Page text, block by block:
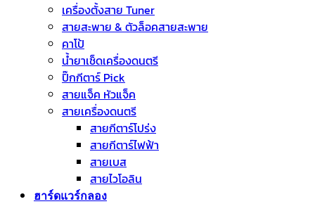
เครื่องตั้งสาย Tuner
สายสะพาย & ตัวล็อคสายสะพาย
คาโป้
น้ำยาเช็ดเครื่องดนตรี
ปิ๊กกีตาร์ Pick
สายแจ็ค หัวแจ็ค
สายเครื่องดนตรี
สายกีตาร์โปร่ง
สายกีตาร์ไฟฟ้า
สายเบส
สายไวโอลิน
ฮาร์ดแวร์กลอง